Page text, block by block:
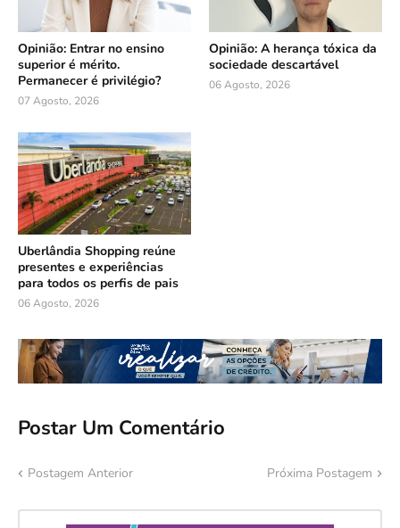
Opinião: Entrar no ensino
superior é mérito.
Permanecer é privilégio?
07 Agosto, 2026
Opinião: A herança tóxica da
sociedade descartável
06 Agosto, 2026
Uberlândia Shopping reúne
presentes e experiências
para todos os perfis de pais
06 Agosto, 2026
Postar Um Comentário
Postagem Anterior Próxima Postagem